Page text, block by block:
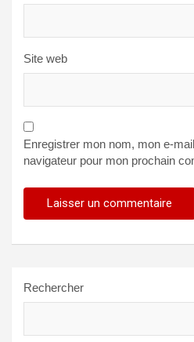
Site web
Enregistrer mon nom, mon e-
navigateur pour mon prochain
Rechercher